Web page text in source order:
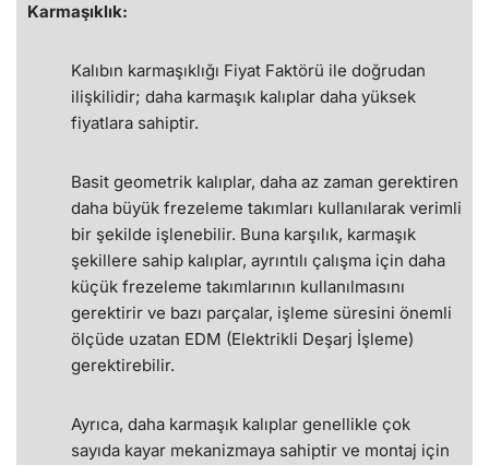
Karmaşıklık:
Kalıbın karmaşıklığı Fiyat Faktörü ile doğrudan
ilişkilidir; daha karmaşık kalıplar daha yüksek
fiyatlara sahiptir.
Basit geometrik kalıplar, daha az zaman gerektiren
daha büyük frezeleme takımları kullanılarak verimli
bir şekilde işlenebilir. Buna karşılık, karmaşık
şekillere sahip kalıplar, ayrıntılı çalışma için daha
küçük frezeleme takımlarının kullanılmasını
gerektirir ve bazı parçalar, işleme süresini önemli
ölçüde uzatan EDM (Elektrikli Deşarj İşleme)
gerektirebilir.
Ayrıca, daha karmaşık kalıplar genellikle çok
sayıda kayar mekanizmaya sahiptir ve montaj için